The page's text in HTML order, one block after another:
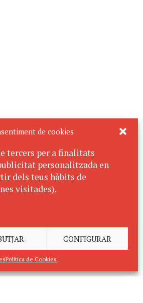
de cookies
tercers per a finalitats
personalitzada en
dels teus hàbits de
visitades).
CONFIGURAR
Política de Cookies